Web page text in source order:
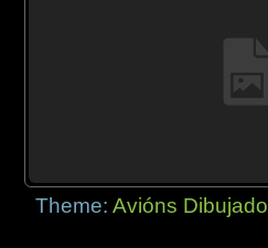
Theme:Avións Dibujado